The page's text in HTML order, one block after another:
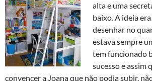
alta e uma
baixo. A ideia
desenhar no
estava sempre
tem funcionado
sucesso e assim
convencer a Joana que não podia subir,